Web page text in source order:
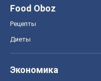
Food Oboz
Рецепты
Диеты
Экономика